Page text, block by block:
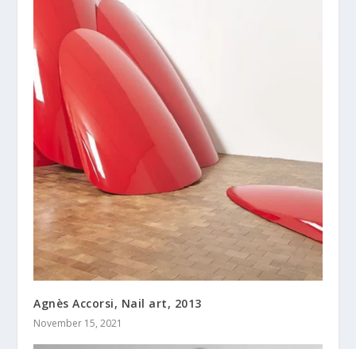
Agnès Accorsi, Nail art, 2013
November 15, 2021